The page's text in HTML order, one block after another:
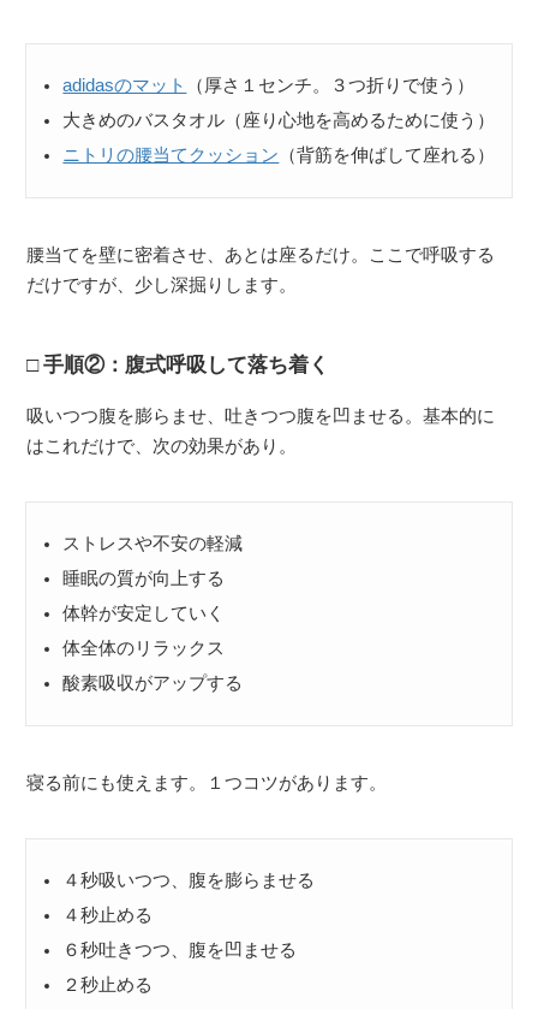
adidasのマット
（厚さ１センチ。３つ折りで使う）
大きめのバスタオル（座り心地を高めるために使う）
ニトリの腰当てクッション （背筋を伸ばして座れる）
腰当てを壁に密着させ、あとは座るだけ。ここで呼吸する
だけですが、少し深掘りします。
手順②：腹式呼吸して落ち着く
吸いつつ腹を膨らませ、吐きつつ腹を凹ませる。基本的に
はこれだけで、次の効果があり。
ストレスや不安の軽減
睡眠の質が向上する
体幹が安定していく
体全体のリラックス
酸素吸収がアップする
寝る前にも使えます。１つコツがあります。
４秒吸いつつ、腹を膨らませる
４秒止める
６秒吐きつつ、腹を凹ませる
２秒止める